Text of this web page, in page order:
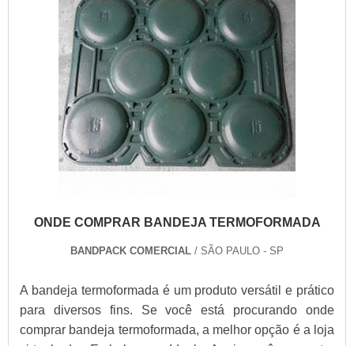
ONDE COMPRAR BANDEJA TERMOFORMADA
BANDPACK COMERCIAL / SÃO PAULO - SP
A bandeja termoformada é um produto versátil e prático
para diversos fins. Se você está procurando onde
comprar bandeja termoformada, a melhor opção é a loja